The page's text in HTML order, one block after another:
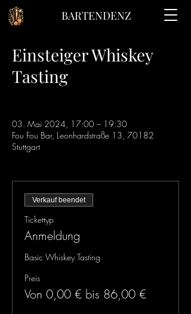
BARTENDENZ
Einsteiger Whiskey
Tasting
03. Mai 2024, 17:00 – 19:30
Fou Fou Bar, Leonhardstraße 13, 70182
Stuttgart
Verkauf beendet
Tickettyp
Anmeldung
Basic Whiskey Tasting
Preis
Von 0,00 € bis 86,00 €